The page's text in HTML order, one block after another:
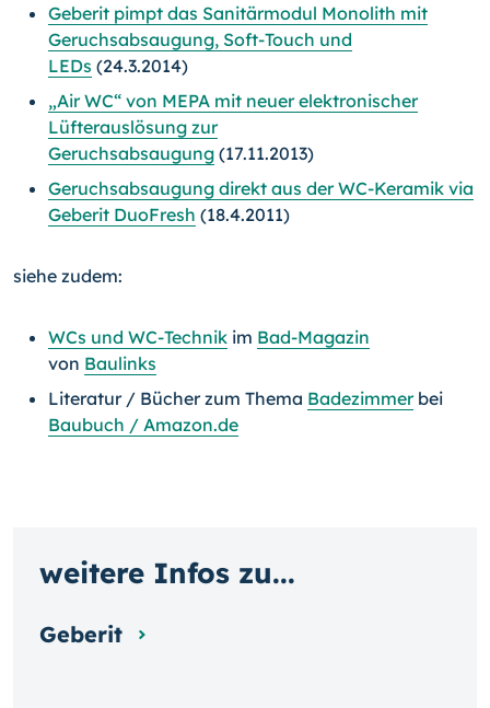
Geberit pimpt das Sanitärmodul Monolith mit
Geruchsabsaugung, Soft-Touch und
LEDs (24.3.2014)
„Air WC“ von MEPA mit neuer elektronischer
Lüfterauslösung zur
Geruchsabsaugung (17.11.2013)
Geruchsabsaugung direkt aus der WC-Keramik via
Geberit DuoFresh (18.4.2011)
siehe zudem:
WCs und WC-Technik im Bad-Magazin
von Baulinks
Literatur / Bücher zum Thema Badezimmerbei
Baubuch / Amazon.de
weitere Infos zu...
Geberit